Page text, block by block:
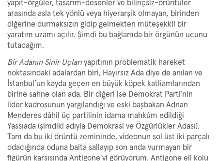
yapıt-örgüler, tasarım-desenler ve bilinçsiz-örüntüler
arasında asla tek yönlü veya hiyerarşik olmayan, birinden
diğerine durmaksızın gidip gelmekten müteşekkil bir
yaratım uzamı açılır. Şimdi bu bağlamda bir örgünün ucunu
tutacağım.
Bir Adanın Sinir Uçlarıyapıtının problematik hareket
noktasındaki adalardan biri, Hayırsız Ada diye de anılan ve
İstanbul’un kayda geçen en büyük köpek katliamlarından
birine sahne olan ada. Bir diğeri ise Demokrat Parti’nin
lider kadrosunun yargılandığı ve eski başbakan Adnan
Menderes dâhil üç partilinin idama mahkûm edildiği
Yassıada (şimdiki adıyla Demokrasi ve Özgürlükler Adası).
Tam da bu iki örüntü zemininde, videonun sol üst iki parçalı
odacığında oduna balta sallayıp son anda vurmayan bir
figürün karşısında Antigone’yi görüyorum. Antigone eli kolu